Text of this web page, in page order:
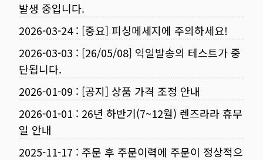
발생 중입니다.
2026-03-24: [중요] 피싱메세지에 주의하세요!
2026-03-03 : [26/05/08] 익일발송의 테스트가 중
단됩니다.
2026-01-09 : [공지] 상품 가격 조정 안내
2026-01-01 : 26년 하반기(7~12월) 렌즈라라 휴무
일 안내
2025-11-17 : 주문 후 주문이력에 주문이 정상적으